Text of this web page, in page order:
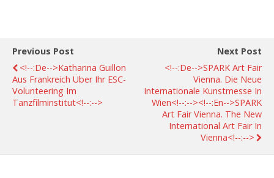
Previous Post
<!--:de-->Katharina Guillon
Aus Frankreich Über Ihr ESC-
Volunteering Im
Tanzfilminstitut<!--:-->
Next Post
<!--:de-->SPARK Art Fair
Vienna. Die Neue
Internationale Kunstmesse In
Wien<!--:--><!--:en-->SPARK
Art Fair Vienna. The New
International Art Fair In
Vienna<!--:-->